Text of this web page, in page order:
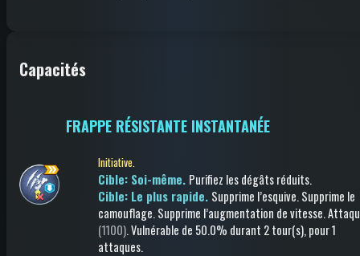
Capacités
FRAPPE RÉSISTANTE INSTANTANÉE
Initiative.
Cible: Soi-même. Purifiez les dégâts réduits.
Cible: Le plus rapide. Supprime l’esquive.Supprime le
camouflage.Supprime l’augmentation de vitesse.
(1100).Vulnérable de 50.0% durant 2 tour(s), pour 1
attaques.